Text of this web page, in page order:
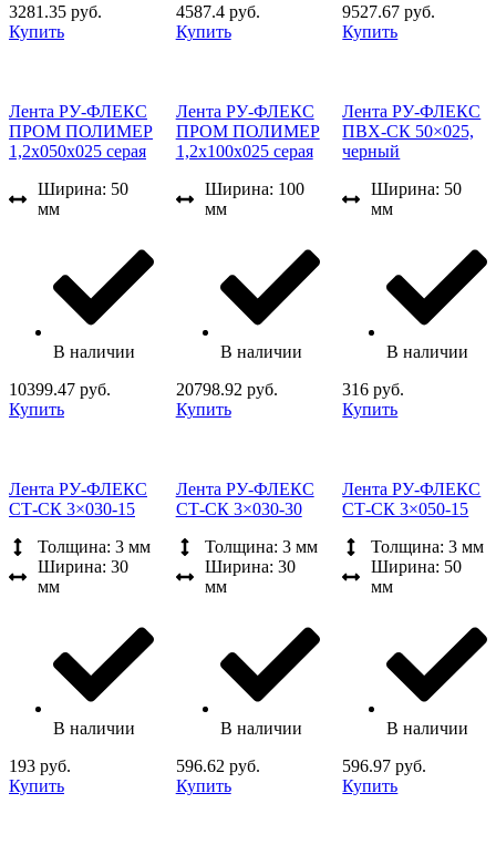
3281.35 руб.
Купить
4587.4 руб.
Купить
9527.67 руб.
Купить
Лента РУ-ФЛЕКС
ПРОМ ПОЛИМЕР
1,2x050x025 серая
Ширина: 50
мм
В наличии
10399.47 руб.
Купить
Лента РУ-ФЛЕКС
ПРОМ ПОЛИМЕР
1,2x100x025 серая
Ширина: 100
мм
В наличии
20798.92 руб.
Купить
Лента РУ-ФЛЕКС
ПВХ-СК 50×025,
черный
Ширина: 50
мм
В наличии
316 руб.
Купить
Лента РУ-ФЛЕКС
СТ-СК 3×030-15
Толщина: 3 мм
Ширина: 30
мм
В наличии
193 руб.
Купить
Лента РУ-ФЛЕКС
СТ-СК 3×030-30
Толщина: 3 мм
Ширина: 30
мм
В наличии
596.62 руб.
Купить
Лента РУ-ФЛЕКС
СТ-СК 3×050-15
Толщина: 3 мм
Ширина: 50
мм
В наличии
596.97 руб.
Купить